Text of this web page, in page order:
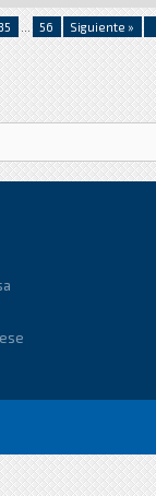
... 56 Siguiente »